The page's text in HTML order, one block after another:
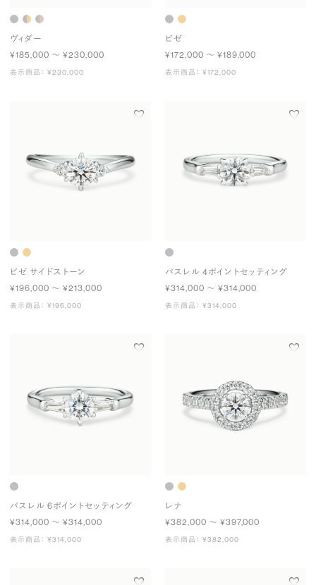
ヴィダー
¥185,000 〜 ¥230,000
表示商品： ¥230,000
ビゼ
¥172,000 〜 ¥189,000
表示商品： ¥172,000
ビゼ サイドストーン
¥196,000 〜 ¥213,000
表示商品： ¥196,000
パスレル 4ポイントセッティング
¥314,000 〜 ¥314,000
表示商品： ¥314,000
パスレル 6ポイントセッティング
¥314,000 〜 ¥314,000
表示商品： ¥314,000
レナ
¥382,000 〜 ¥397,000
表示商品： ¥382,000